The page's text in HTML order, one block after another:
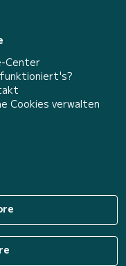
Center
Cookies verwalten